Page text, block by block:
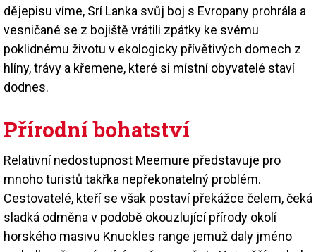
dějepisu víme, Srí Lanka svůj boj s Evropany prohrála a
vesničané se z bojiště vrátili zpátky ke svému
poklidnému životu v ekologicky přívětivých domech z
hlíny, trávy a křemene, které si místní obyvatelé staví
dodnes.
Přírodní bohatství
Relativní nedostupnost Meemure představuje pro
mnoho turistů takřka nepřekonatelný problém.
Cestovatelé, kteří se však postaví překážce čelem, čeká
sladká odměna v podobě okouzlující přírody okolí
horského masivu Knuckles range jemuž daly jméno